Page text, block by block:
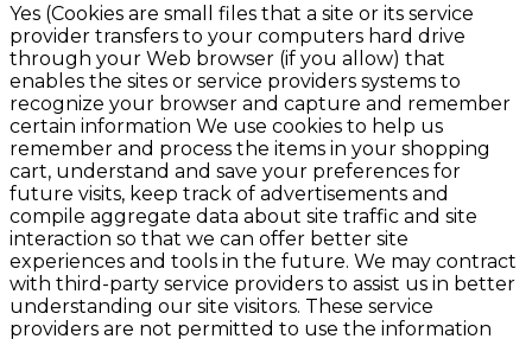
Yes (Cookies are small files that a site or its service
provider transfers to your computers hard drive
through your Web browser (if you allow) that
enables the sites or service providers systems to
recognize your browser and capture and remember
certain information We use cookies to help us
remember and process the items in your shopping
cart, understand and save your preferences for
future visits, keep track of advertisements and
compile aggregate data about site traffic and site
interaction so that we can offer better site
experiences and tools in the future. We may contract
with third-party service providers to assist us in better
understanding our site visitors. These service
providers are not permitted to use the information